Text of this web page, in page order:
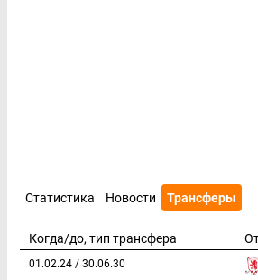
Статистика Новости Трансферы
01.02.24 / 30.06.30